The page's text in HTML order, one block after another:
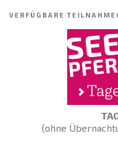
VERFÜGBARE
(ohne